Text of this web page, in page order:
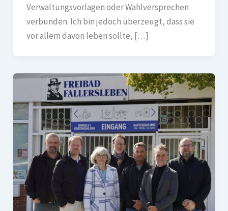
Verwaltungsvorlagen oder Wahlversprechen
verbunden. Ich bin jedoch überzeugt, dass sie
vor allem davon leben sollte, […]